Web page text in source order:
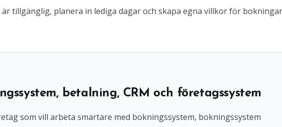
tillgänglig, planera in lediga dagar och skapa egna villkor för
betalning, CRM och företagssystem
som vill arbeta smartare med bokningssystem, bokningssystem